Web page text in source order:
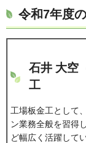
令和7年度
石井 大空
工
工場板金工として
ン業務全般を習得
ど幅広く活躍して